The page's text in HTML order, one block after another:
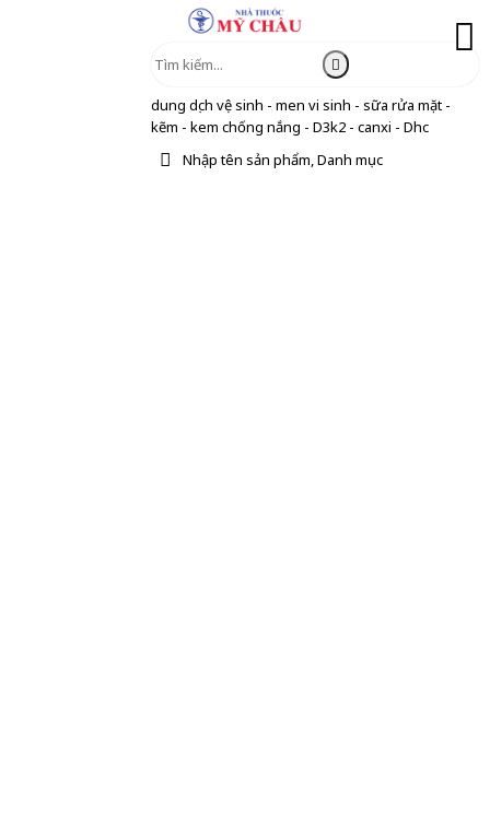
dung dịch vệ sinh - men vi sinh - sữa rửa mặt -
kẽm - kem chống nắng - D3k2 - canxi - Dhc
Nhập tên sản phẩm, Danh mục